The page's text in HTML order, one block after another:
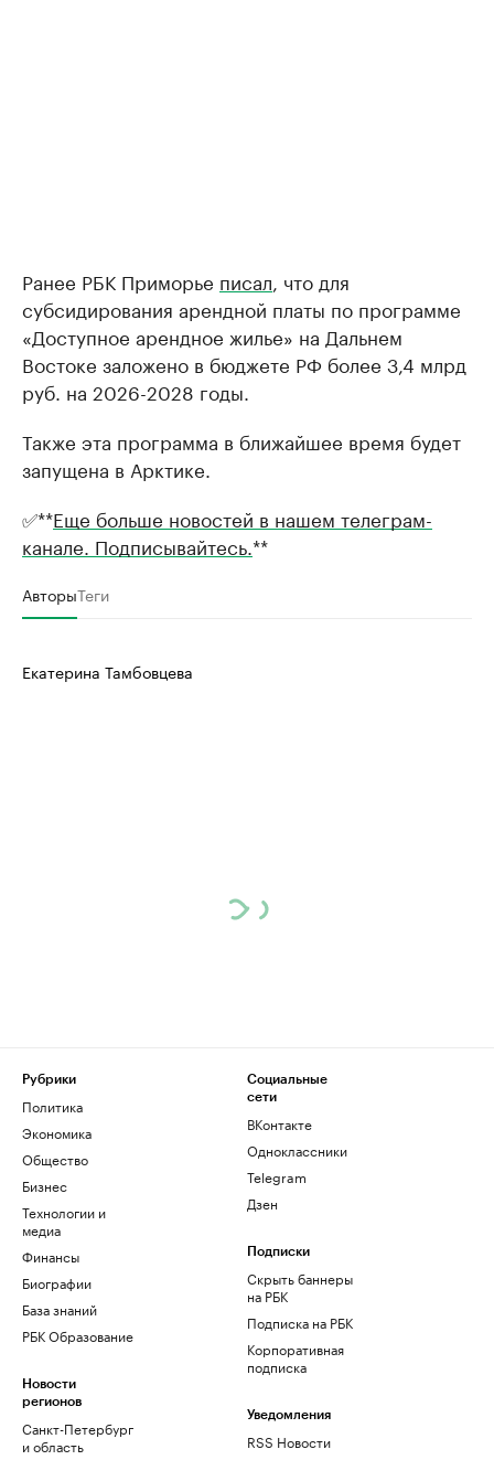
Ранее РБК Приморье писал , что для
субсидирования арендной платы по программе
«Доступное арендное жилье» на Дальнем
Востоке заложено в бюджете РФ более 3,4 млрд
руб. на 2026-2028 годы.
Также эта программа в ближайшее время будет
запущена в Арктике.
✅**Еще больше новостей в нашем телеграм-
канале. Подписывайтесь. **
АвторыТеги
Екатерина Тамбовцева
Рубрики
Политика
Экономика
Общество
Бизнес
Технологии и
медиа
Финансы
Биографии
База знаний
РБК Образование
Новости
регионов
Санкт-Петербург
и область
Социальные
сети
ВКонтакте
Одноклассники
Telegram
Дзен
Подписки
Скрыть баннеры
на РБК
Подписка на РБК
Корпоративная
подписка
Уведомления
RSS Новости